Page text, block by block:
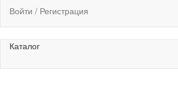
Войти / Регистрация
Каталог